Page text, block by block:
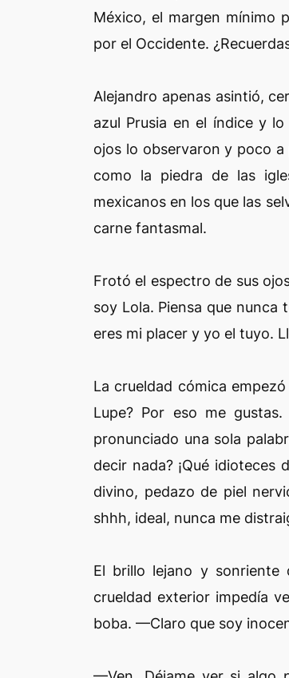
México, el margen mínimo
por el Occidente.
Alejandro apenas asintió,
azul Prusia en el índice y
ojos lo observaron y poco
como la piedra de las
mexicanos en los que las
carne fantasmal.
Frotó el espectro de sus
soy Lola. Piensa que nunca
eres mi placer y yo el tuyo.
La crueldad cómica
Lupe? Por eso me
pronunciado una sola
decir nada? ¡Qué idioteces
divino, pedazo de piel
shhh, ideal, nunca me
El brillo lejano y
crueldad exterior impedía
boba. —Claro que soy